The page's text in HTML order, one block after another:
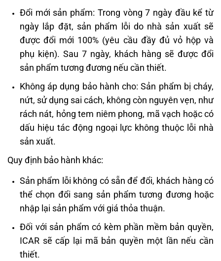
Đổi mới sản phẩm: Trong vòng 7 ngày đầu kể từ
ngày lắp đặt, sản phẩm lỗi do nhà sản xuất sẽ
được đổi mới 100% (yêu cầu đầy đủ vỏ hộp và
phụ kiện). Sau 7 ngày, khách hàng sẽ được đổi
sản phẩm tương đương nếu cần thiết.
Không áp dụng bảo hành cho: Sản phẩm bị cháy,
nứt, sử dụng sai cách, không còn nguyên vẹn, như
rách nát, hỏng tem niêm phong, mã vạch hoặc có
dấu hiệu tác động ngoại lực không thuộc lỗi nhà
sản xuất.
Quy định bảo hành khác:
Sản phẩm lỗi không có sẵn để đổi, khách hàng có
thể chọn đổi sang sản phẩm tương đương hoặc
nhập lại sản phẩm với giá thỏa thuận.
Đối với sản phẩm có kèm phần mềm bản quyền,
ICAR sẽ cấp lại mã bản quyền một lần nếu cần
thiết.